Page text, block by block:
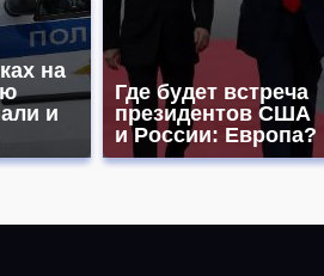
на
и
Где будет встреча
президентов США
и России: Европа?